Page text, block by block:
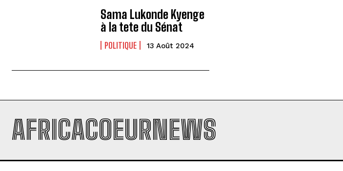
Sama Lukonde Kyenge
à la tete du Sénat
POLITIQUE 13 Août 2024
AFRICACOEURNEWS